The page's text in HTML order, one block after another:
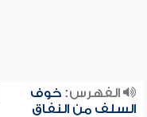
الفهرس:خوف
السلف من النفاق